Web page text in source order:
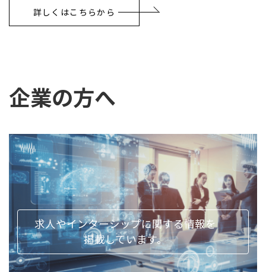
詳しくはこちらから
企業の方へ
求人やインターシップに関する情報を
掲載しています。